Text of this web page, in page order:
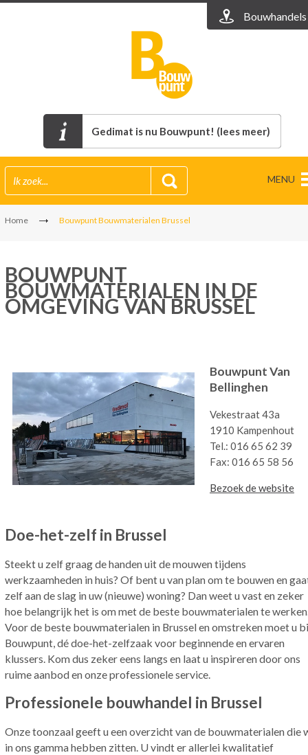
Bouwhandels
Gedimat is nu Bouwpunt! (lees meer)
MENU
Home Bouwpunt Bouwmaterialen Brussel
BOUWPUNT
BOUWMATERIALEN IN DE
OMGEVING VAN BRUSSEL
Bouwpunt Van
Bellinghen
Vekestraat 43a
1910 Kampenhout
Tel.: 016 65 62 39
Fax: 016 65 58 56
Bezoek de website
Doe-het-zelf in Brussel
Steekt u zelf graag de handen uit de mouwen tijdens
werkzaamheden in huis? Of bent u van plan om te bouwen en
zelf aan de slag in uw (nieuwe) woning? Dan weet u vast en zeker
hoe belangrijk het is om met de beste bouwmaterialen te
Voor de beste bouwmaterialen in Brussel en omstreken moet u
Bouwpunt, dé doe-het-zelfzaak voor beginnende en ervaren
klussers. Kom dus zeker eens langs en laat u inspireren door ons
ruime aanbod en onze professionele service.
Professionele bouwhandel in Brussel
Onze toonzaal geeft u een overzicht van de bouwmaterialen die
in ons gamma hebben zitten. U vindt er allerlei kwalitatief